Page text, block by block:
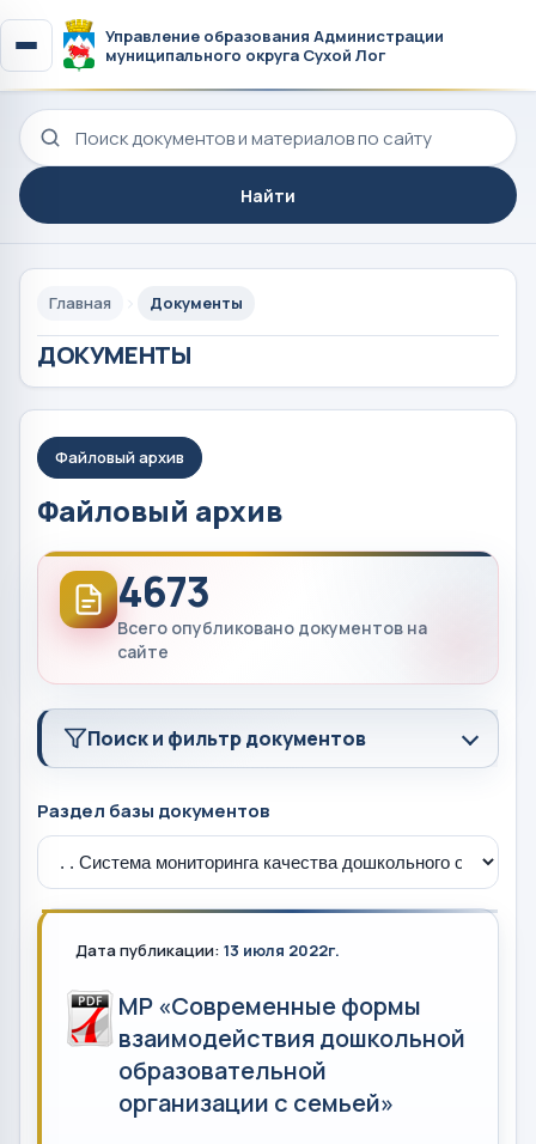
Управление образования Администрации
муниципального округа Сухой Лог
Поиск по сайту
Найти
Главная Документы
ДОКУМЕНТЫ
Файловый архив
Файловый архив
4673
Всего опубликовано документов на
сайте
Поиск и фильтр документов
Раздел базы документов
Дата публикации: 13 июля 2022г.
МР «Современные формы
взаимодействия дошкольной
образовательной
организации с семьей»